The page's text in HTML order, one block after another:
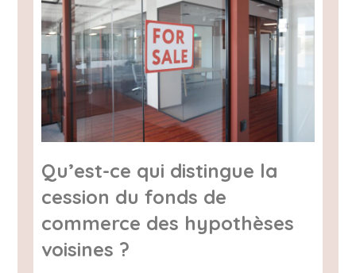
Qu’est-ce qui distingue la
cession du fonds de
commerce des hypothèses
voisines ?